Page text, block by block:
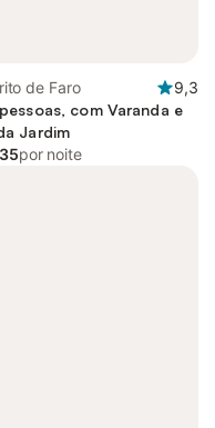
de Faro
9,3
com Varanda e
Jardim
por noite